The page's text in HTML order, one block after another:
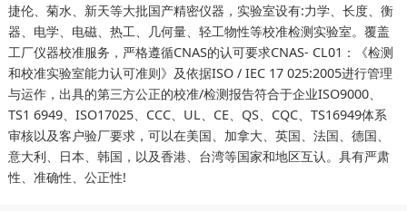
捷伦、菊水、新天等大批国产精密仪器，实验室设有:力学、长度、衡
器、电学、电磁、热工、几何量、轻工物性等校准检测实验室。覆盖
工厂仪器校准服务，严格遵循CNAS的认可要求CNAS- CL01：《检测
和校准实验室能力认可准则》及依据ISO / IEC 17 025:2005进行管理
与运作，出具的第三方公正的校准/检测报告符合于企业ISO9000、
TS1 6949、ISO17025、CCC、UL、CE、QS、CQC、TS16949体系
审核以及客户验厂要求，可以在美国、加拿大、英国、法国、德国、
意大利、日本、韩国，以及香港、台湾等国家和地区互认。具有严肃
性、准确性、公正性!